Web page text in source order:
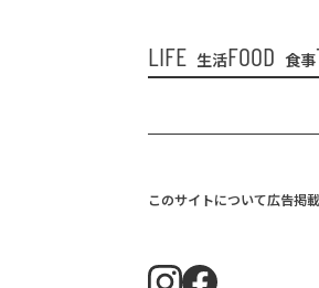
LIFE 生活FOOD 食事
このサイトについて広告掲